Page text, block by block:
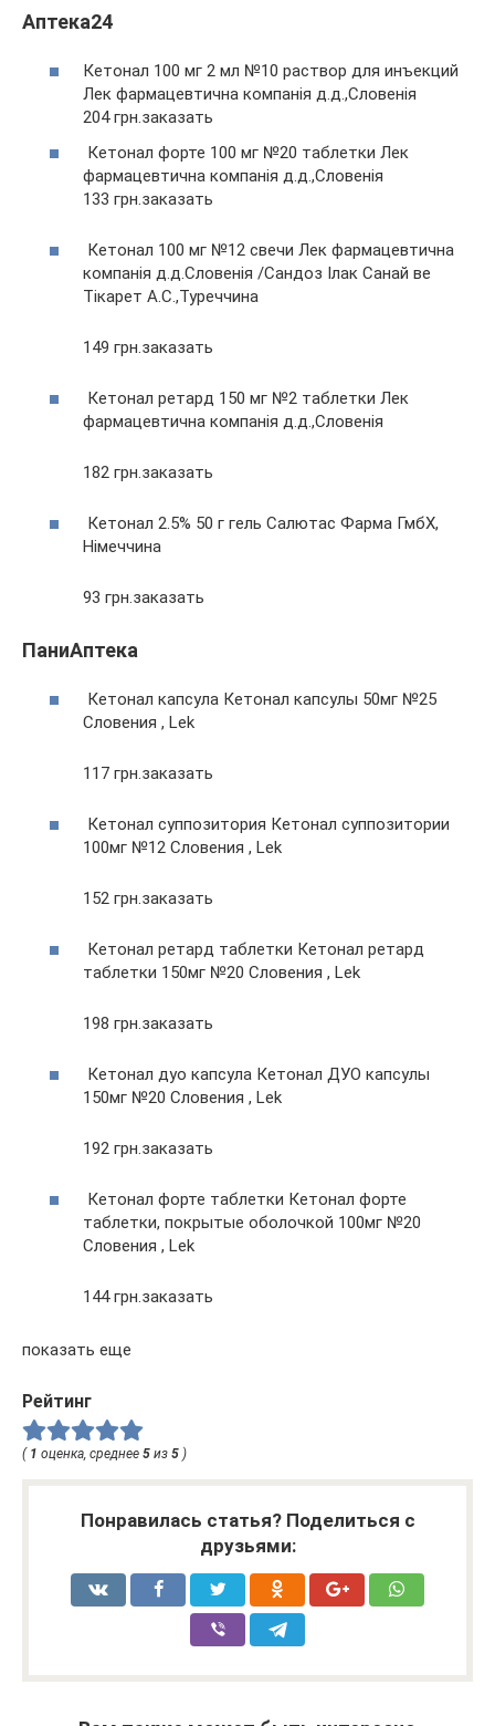
Аптека24
Кетонал 100 мг 2 мл №10 раствор для инъекций
Лек фармацевтична компанія д.д.,Словенія
204 грн.заказать
Кетонал форте 100 мг №20 таблетки Лек
фармацевтична компанія д.д.,Словенія
133 грн.заказать
Кетонал 100 мг №12 свечи Лек фармацевтична
компанія д.д.Словенія /Сандоз Ілак Санай ве
Тікарет А.С.,Туреччина
149 грн.заказать
Кетонал ретард 150 мг №2 таблетки Лек
фармацевтична компанія д.д.,Словенія
182 грн.заказать
Кетонал 2.5% 50 г гель Салютас Фарма ГмбХ,
Німеччина
93 грн.заказать
ПаниАптека
Кетонал капсула Кетонал капсулы 50мг №25
Словения , Lek
117 грн.заказать
Кетонал суппозитория Кетонал суппозитории
100мг №12 Словения , Lek
152 грн.заказать
Кетонал ретард таблетки Кетонал ретард
таблетки 150мг №20 Словения , Lek
198 грн.заказать
Кетонал дуо капсула Кетонал ДУО капсулы
150мг №20 Словения , Lek
192 грн.заказать
Кетонал форте таблетки Кетонал форте
таблетки, покрытые оболочкой 100мг №20
Словения , Lek
144 грн.заказать
показать еще
Рейтинг
( 1 оценка, среднее 5 из 5 )
Понравилась статья? Поделиться с
друзьями: